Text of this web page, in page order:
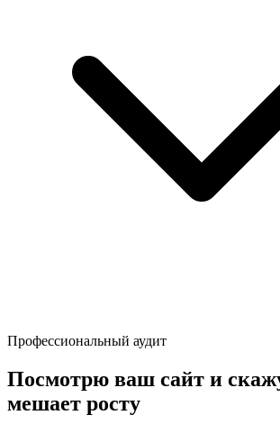
Профессиональный аудит
Посмотрю ваш сайт и
мешает росту